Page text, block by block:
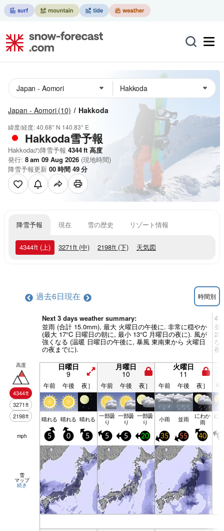
Japan - Aomori (10) Hakkoda
緯度/経度:40.68° N 140.83° E
Hakkoda雪予報
Hakkodaの降雪予報 4344ft 高度
発行: 8 am 09 Aug 2026 (現地時間)
降雪予報更新 00時間 49分
降雪予報 現在 雪の歴史 リゾート情報
4344ft (上) 3271ft (中) 2198ft (下) 天気図
過去6日現在 時間別
Next 3 days weather summary:
並雨 (合計 15.0mm), 最大 火曜日の午後に. 非常に穏やか
(最大 17°C 日曜日の朝に, 最小 13°C 月曜日の夜に). 風が
強くなる (温暖 日曜日の午後に, 暴風 東南東から 火曜日
の夜までに).
4 -
並
な
夜
高度
4344ft
3271ft
2198ft
日曜日
9
月曜日
10
火曜日
11
午前 午後 夜］ 午前 午後 夜］ 午前 午後 夜］ 午
晴れる 晴れる 晴れる 一部曇
り
一部曇
り
一部曇
り 小雨 並雨 にわか
雨
に
mph 5 0 5 5 5 20 35 55 40
雪
マップ
続き